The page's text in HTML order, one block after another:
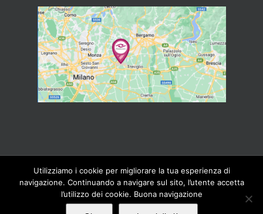
Copyright 2014 Naicon PIVA 03251180968 | All Rights
Reserved | Powered by Naicon|CD informatica SRL
TwitterTwitterYouTube
Utilizziamo i cookie per migliorare la tua esperienza di
navigazione. Continuando a navigare sul sito, l’utente accetta
l’utilizzo dei cookie. Buona navigazione